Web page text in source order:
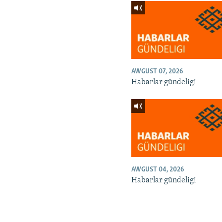
AWGUST 07, 2026
Habarlar gündeligi
AWGUST 04, 2026
Habarlar gündeligi